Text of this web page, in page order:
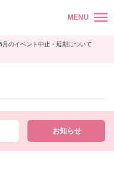
MENU
のイベント中止・延期について
お知らせ